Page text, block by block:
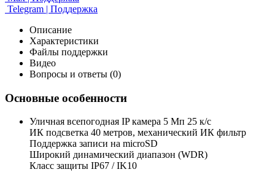
Telegram | Поддержка
Описание
Характеристики
Файлы поддержки
Видео
Вопросы и ответы (0)
Основные особенности
Уличная всепогодная IP камера 5 Мп 25 к/с
ИК подсветка 40 метров, механический ИК фильтр
Поддержка записи на microSD
Широкий динамический диапазон (WDR)
Класс защиты IP67 / IK10